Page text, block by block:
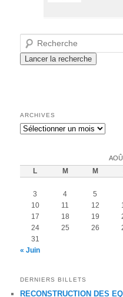
Recherche
ARCHIVES
Archives
L M M
3
4 5
10
11 12
17
18 19
24
25 26
31
« Juin
DERNIERS BILLETS
RECONSTRUCTION DES